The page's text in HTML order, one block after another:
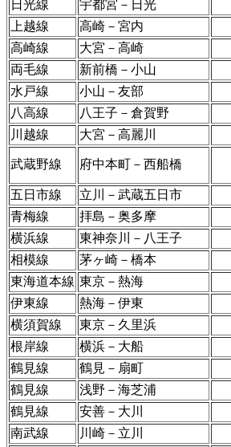
日光線 宇都宮－日光
上越線
高崎－宮内
高崎線
大宮－高崎
両毛線
新前橋－小山
水戸線
小山－友部
八高線
八王子－倉賀野
川越線
大宮－高麗川
武蔵野線 府中本町－西船橋
五日市線
立川－武蔵五日市
青梅線
拝島－奥多摩
横浜線
東神奈川－八王子
相模線
茅ヶ崎－橋本
東海道本線 東京－熱海
伊東線
熱海－伊東
横須賀線
東京－久里浜
根岸線
横浜－大船
鶴見線
鶴見－扇町
鶴見線
浅野－海芝浦
鶴見線
安善－大川
南武線
川崎－立川